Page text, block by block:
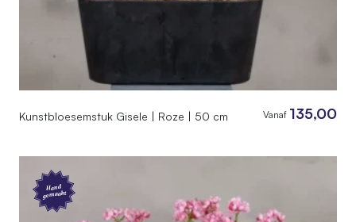
Kunstbloesemstuk Gisele | Roze | 50 cm Vanaf 135,00
Hand
gemaakt